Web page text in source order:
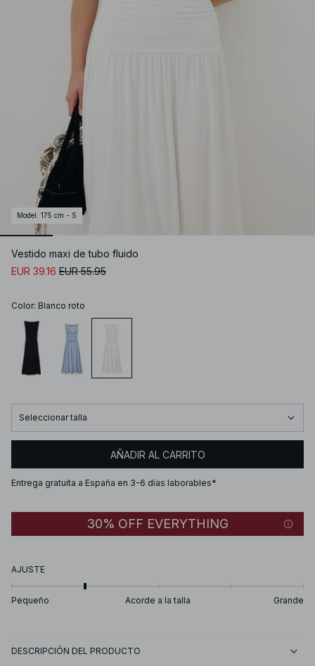
Model : 175 cm - S
Vestido maxi de tubo fluido
EUR 39.16 EUR 55.95
Color: Blanco roto
Seleccionar talla
AÑADIR AL CARRITO
Entrega gratuita a España en 3-6 días laborables*
30% OFF EVERYTHING
AJUSTE
Pequeño Acorde a la talla Grande
DESCRIPCIÓN DEL PRODUCTO